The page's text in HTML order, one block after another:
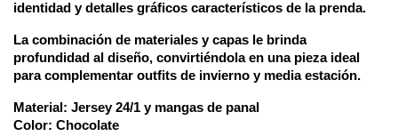
identidad y detalles gráficos característicos de la prenda.
La combinación de materiales y capas le brinda
profundidad al diseño, convirtiéndola en una pieza ideal
para complementar outfits de invierno y media estación.
Material: Jersey 24/1 y mangas de panal
Color: Chocolate